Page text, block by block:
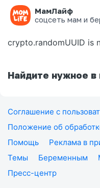
МамЛайф
соцсеть мам и
Ошибка на
crypto.randomUUID is
Найдите нужное в
Соглашение с
Положение об
Помощь
Реклама в
Темы
Беременным
Пресс-центр